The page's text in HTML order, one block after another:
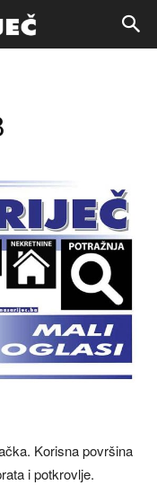
Korisna površina
i potkrovlje.